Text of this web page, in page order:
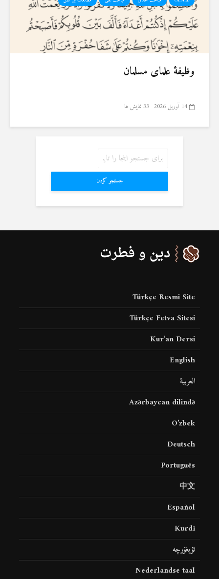
وظیفهٔ علمای مسلمان
14 آوریل 2026 33 نمایش ها
جستجو کردن
Türkçe Resmi Site
Türkçe Fetva Sitesi
Kur’an Dersi
English
العربية
Azərbaycan dilində
O’zbek
Deutsch
Português
中文
Español
Kurdî
ئۇيغۇرچە
Nederlandse taal